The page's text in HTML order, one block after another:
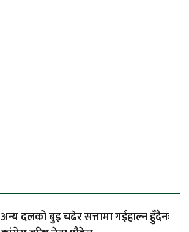
अन्य दलको बुइ चढेर सत्तामा गईहाल्न हुँदैनः